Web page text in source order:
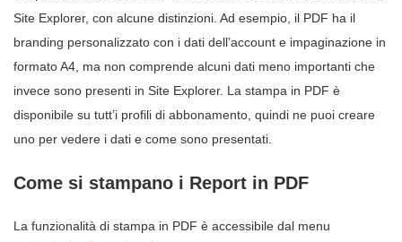
Site Explorer, con alcune distinzioni. Ad esempio, il PDF ha il
branding personalizzato con i dati dell’account e impaginazione in
formato A4, ma non comprende alcuni dati meno importanti che
invece sono presenti in Site Explorer. La stampa in PDF è
disponibile su tutt’i profili di abbonamento, quindi ne puoi creare
uno per vedere i dati e come sono presentati.
Come si stampano i Report in PDF
La funzionalità di stampa in PDF è accessibile dal menu